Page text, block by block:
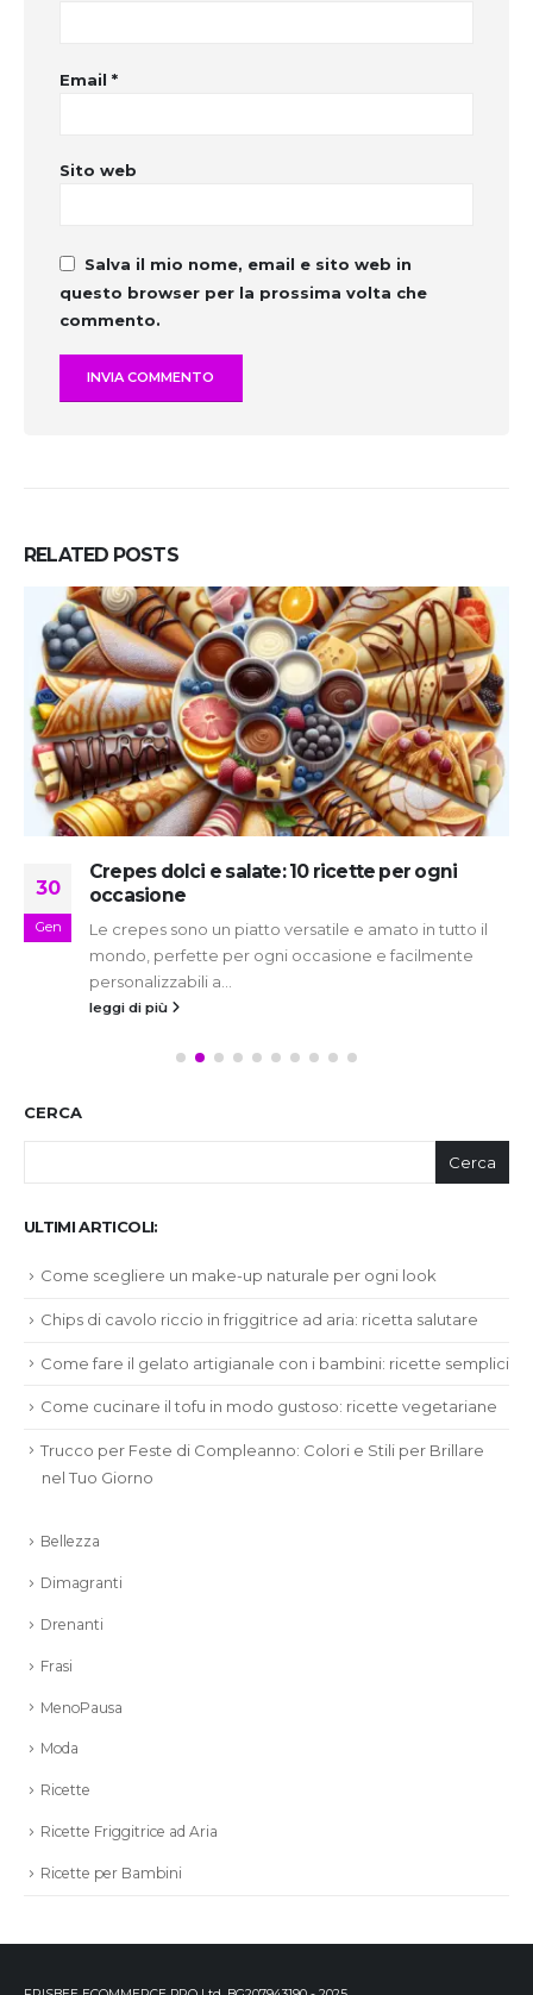
Email *
Sito web
Salva il mio nome, email e sito web in
questo browser per la prossima volta che
commento.
RELATED POSTS
30
Gen
Crepes dolci e salate: 10 ricette per ogni
occasione
Le crepes sono un piatto versatile e amato in tutto il
mondo, perfette per ogni occasione e facilmente
personalizzabili a...
leggi di più
CERCA
Cerca
ULTIMI ARTICOLI:
Come scegliere un make-up naturale per ogni look
Chips di cavolo riccio in friggitrice ad aria: ricetta salutare
Come fare il gelato artigianale con i bambini: ricette semplici
Come cucinare il tofu in modo gustoso: ricette vegetariane
Trucco per Feste di Compleanno: Colori e Stili per Brillare
nel Tuo Giorno
Bellezza
Dimagranti
Drenanti
Frasi
MenoPausa
Moda
Ricette
Ricette Friggitrice ad Aria
Ricette per Bambini